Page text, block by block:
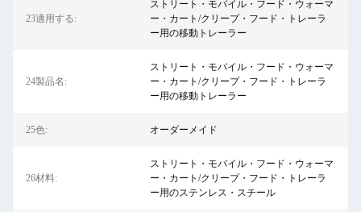
23適用する:
ストリート・モバイル・フード・ウォーマ
ー・カート/クリープ・フード・トレーラ
ー用の移動トレーラー
24製品名:
ストリート・モバイル・フード・ウォーマ
ー・カート/クリープ・フード・トレーラ
ー用の移動トレーラー
25色: オーダーメイド
26材料:
ストリート・モバイル・フード・ウォーマ
ー・カート/クリープ・フード・トレーラ
ー用のステンレス・スチール